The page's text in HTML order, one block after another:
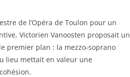
de l’Opéra de Toulon pour un
Victorien Vanoosten proposait un
premier plan : la mezzo-soprano
lieu mettait en valeur une